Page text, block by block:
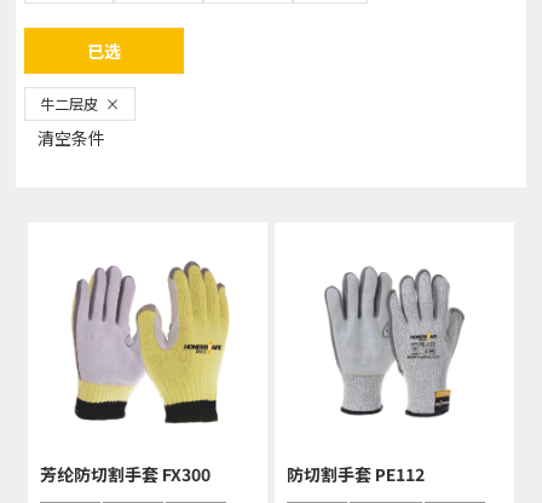
已选
牛二层皮 ×
清空条件
芳纶防切割手套 FX300 防切割手套 PE112